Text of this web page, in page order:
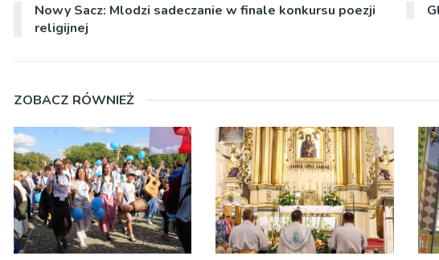
Nowy Sacz: Mlodzi sadeczanie w finale konkursu poezji
religijnej
ZOBACZ RÓWNIEŻ